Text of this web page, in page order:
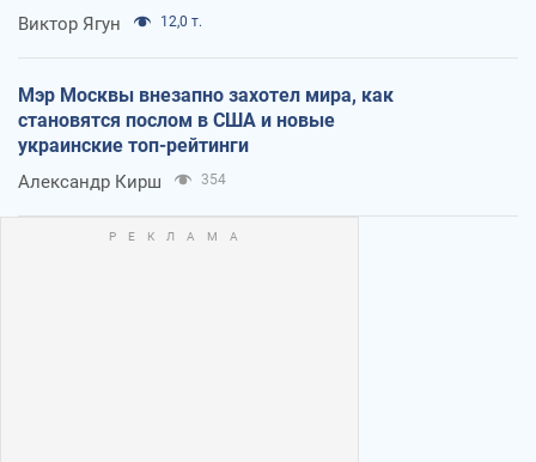
Виктор Ягун 12,0 т.
Мэр Москвы внезапно захотел мира, как
становятся послом в США и новые
украинские топ-рейтинги
Александр Кирш 354